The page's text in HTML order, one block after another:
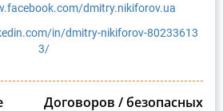
dmitry.nikiforov.ua
in/dmitry-nikiforov-80233613
3/
Договоров / безопасных